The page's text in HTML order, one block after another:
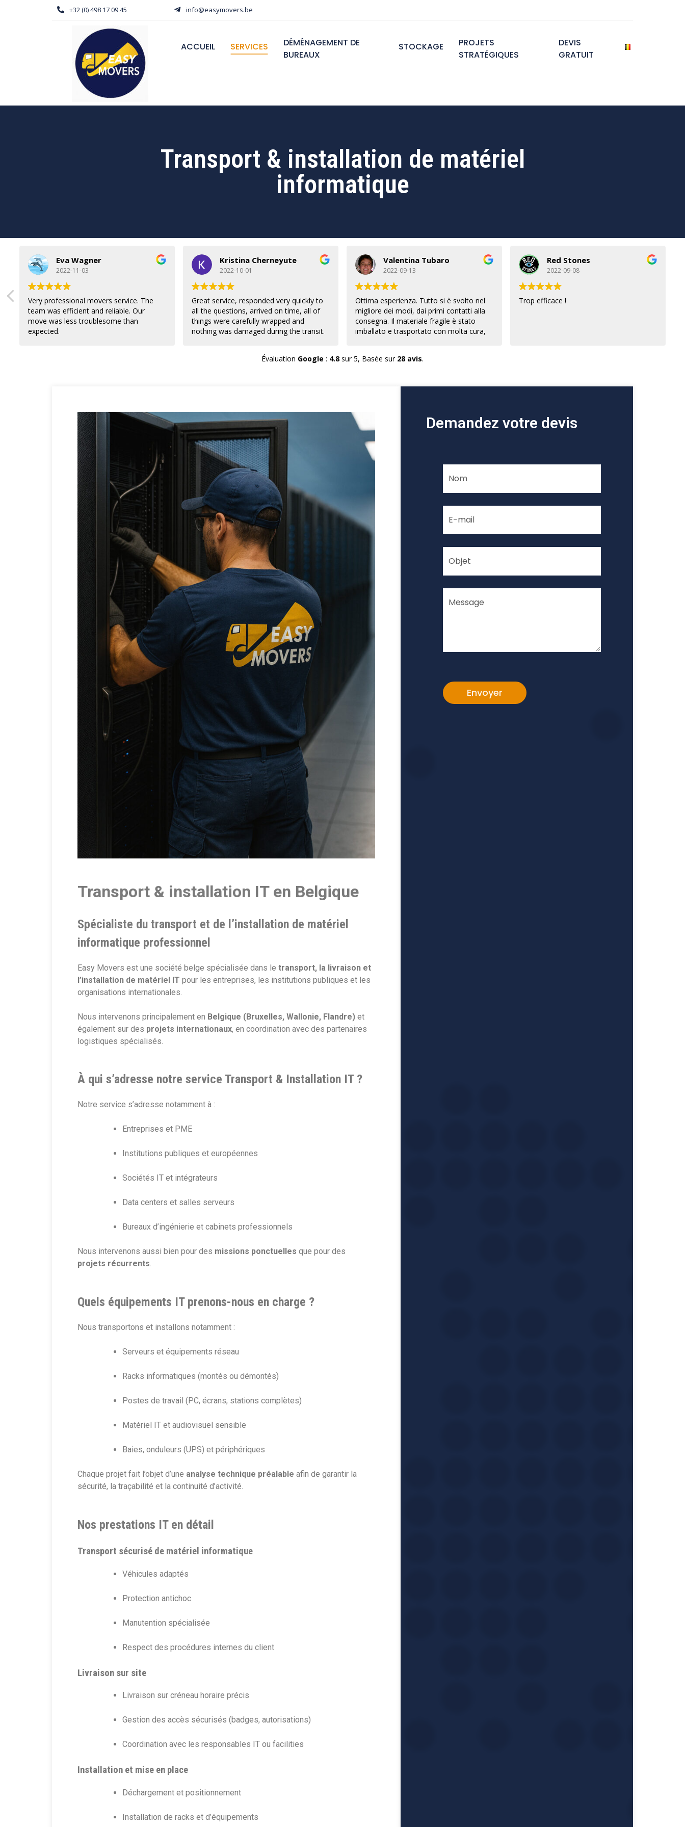
+32 (0) 498 17 09 45 info@easymovers.be
ACCUEIL SERVICES
DÉMÉNAGEMENT DE
BUREAUX
STOCKAGE
PROJETS
STRATÉGIQUES
DEVIS
GRATUIT
Transport & installation de matériel
informatique
Eva Wagner
2022-11-03
Very professional movers service. The
team was efficient and reliable. Our
move was less troublesome than
expected.
Kristina Cherneyute
2022-10-01
Great service, responded very quickly to
all the questions, arrived on time, all of
things were carefully wrapped and
nothing was damaged during the transit.
Valentina Tubaro
2022-09-13
Ottima esperienza. Tutto si è svolto nel
migliore dei modi, dai primi contatti alla
consegna. Il materiale fragile è stato
imballato e trasportato con molta cura,
rispettati alla lettera. Il tutto per un
Red Stones
2022-09-08
Trop efficace !
Évaluation Google : 4.8 sur 5, Basée sur 28 avis.
Transport & installation IT en Belgique
Spécialiste du transport et de l’installation de matériel
informatique professionnel
Easy Movers est une société belge spécialisée dans le transport, la livraison et
l’installation de matériel IT pour les entreprises, les institutions publiques et les
organisations internationales.
Nous intervenons principalement en Belgique (Bruxelles, Wallonie, Flandre) et
également sur des projets internationaux, en coordination avec des partenaires
logistiques spécialisés.
À qui s’adresse notre service Transport & Installation IT ?
Notre service s’adresse notamment à :
Entreprises et PME
Institutions publiques et européennes
Sociétés IT et intégrateurs
Data centers et salles serveurs
Bureaux d’ingénierie et cabinets professionnels
Nous intervenons aussi bien pour des missions ponctuelles que pour des
projets récurrents.
Quels équipements IT prenons-nous en charge ?
Nous transportons et installons notamment :
Serveurs et équipements réseau
Racks informatiques (montés ou démontés)
Postes de travail (PC, écrans, stations complètes)
Matériel IT et audiovisuel sensible
Baies, onduleurs (UPS) et périphériques
Chaque projet fait l’objet d’une analyse technique préalable afin de garantir la
sécurité, la traçabilité et la continuité d’activité.
Nos prestations IT en détail
Transport sécurisé de matériel informatique
Véhicules adaptés
Protection antichoc
Manutention spécialisée
Respect des procédures internes du client
Livraison sur site
Livraison sur créneau horaire précis
Gestion des accès sécurisés (badges, autorisations)
Coordination avec les responsables IT ou facilities
Installation et mise en place
Déchargement et positionnement
Installation de racks et d’équipements
Demandez votre devis